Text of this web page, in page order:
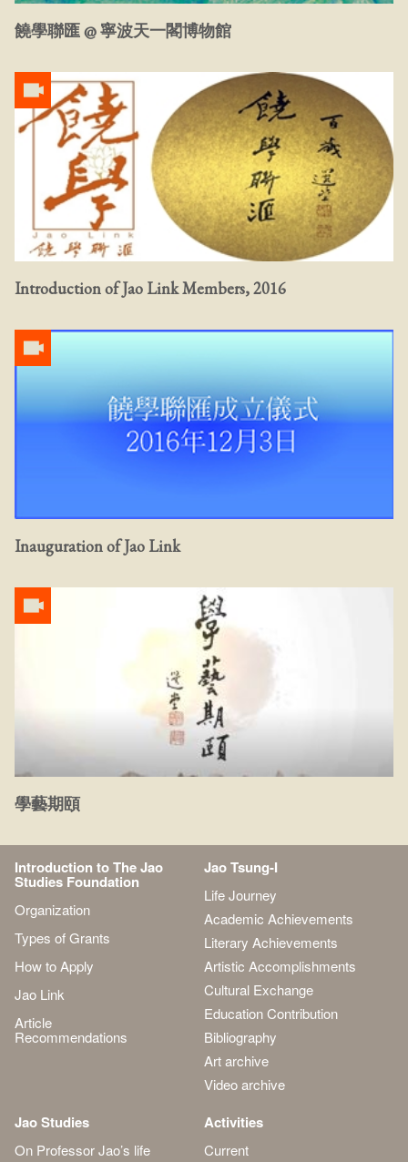
饒學聯匯 @ 寧波天一閣博物館
Introduction of Jao Link Members, 2016
Inauguration of Jao Link ​
學藝期頤
Introduction to The Jao
Studies Foundation
Organization
Types of Grants
How to Apply
Jao Link
Article
Recommendations
Jao Tsung-I
Life Journey
Academic Achievements
Literary Achievements
Artistic Accomplishments
Cultural Exchange
Education Contribution
Bibliography
Art archive
Video archive
Jao Studies
On Professor Jao’s life
Activities
Current